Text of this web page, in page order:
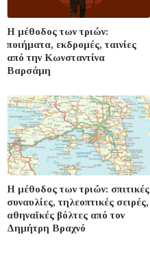
Η μέθοδος των τριών:
ποιήματα, εκδρομές, ταινίες
από την Κωνσταντίνα
Βαρσάμη
Η μέθοδος των τριών: σπιτικές
συναυλίες, τηλεοπτικές σειρές,
αθηναϊκές βόλτες από τον
Δημήτρη Βραχνό